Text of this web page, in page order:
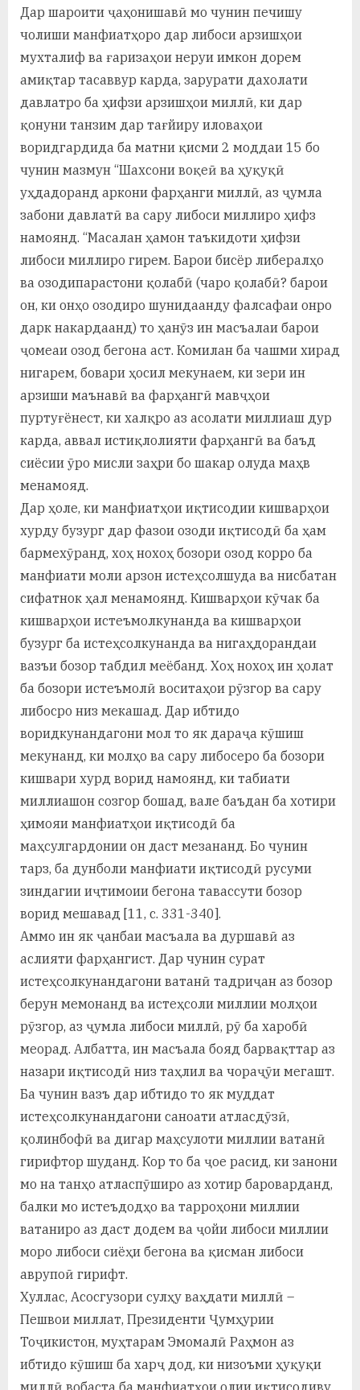
Дар шароити ҷаҳонишавӣ мо чунин печишу
чолиши манфиатҳоро дар либоси арзишҳои
мухталиф ва ғаризаҳои неруи имкон дорем
амиқтар тасаввур карда, зарурати дахолати
давлатро ба ҳифзи арзишҳои миллӣ, ки дар
қонуни танзим дар тағйиру иловаҳои
воридгардида ба матни қисми 2 моддаи 15 бо
чунин мазмун “Шахсони воқеӣ ва ҳуқуқӣ
уҳдадоранд аркони фарҳанги миллӣ, аз ҷумла
забони давлатӣ ва сару либоси миллиро ҳифз
намоянд. “Масалан ҳамон таъкидоти ҳифзи
либоси миллиро гирем. Барои бисёр либералҳо
ва озодипарастони қолабӣ (чаро қолабӣ? барои
он, ки онҳо озодиро шунидаанду фалсафаи онро
дарк накардаанд) то ҳанӯз ин масъалаи барои
ҷомеаи озод бегона аст. Комилан ба чашми хирад
нигарем, бовари ҳосил мекунаем, ки зери ин
арзиши маънавӣ ва фарҳангӣ мавҷҳои
пуртуғёнест, ки халқро аз асолати миллиаш дур
карда, аввал истиқлолияти фарҳангӣ ва баъд
сиёсии ӯро мисли заҳри бо шакар олуда маҳв
менамояд.
Дар ҳоле, ки манфиатҳои иқтисодии кишварҳои
хурду бузург дар фазои озоди иқтисодӣ ба ҳам
бармехӯранд, хоҳ нохоҳ бозори озод корро ба
манфиати моли арзон истеҳсолшуда ва нисбатан
сифатнок ҳал менамоянд. Кишварҳои кӯчак ба
кишварҳои истеъмолкунанда ва кишварҳои
бузург ба истеҳсолкунанда ва нигаҳдорандаи
вазъи бозор табдил меёбанд. Хоҳ нохоҳ ин ҳолат
ба бозори истеъмолӣ воситаҳои рӯзгор ва сару
либосро низ мекашад. Дар ибтидо
воридкунандагони мол то як дараҷа кӯшиш
мекунанд, ки молҳо ва сару либосеро ба бозори
кишвари хурд ворид намоянд, ки табиати
миллиашон созгор бошад, вале баъдан ба хотири
ҳимояи манфиатҳои иқтисодӣ ба
маҳсулгардонии он даст мезананд. Бо чунин
тарз, ба дунболи манфиати иқтисодӣ русуми
зиндагии иҷтимоии бегона тавассути бозор
ворид мешавад [11, с. 331-340].
Аммо ин як ҷанбаи масъала ва дуршавӣ аз
аслияти фарҳангист. Дар чунин сурат
истеҳсолкунандагони ватанӣ тадриҷан аз бозор
берун мемонанд ва истеҳсоли миллии молҳои
рӯзгор, аз ҷумла либоси миллӣ, рӯ ба харобӣ
меорад. Албатта, ин масъала бояд барвақттар аз
назари иқтисодӣ низ таҳлил ва чораҷӯи мегашт.
Ба чунин вазъ дар ибтидо то як муддат
истеҳсолкунандагони саноати атласдӯзӣ,
қолинбофӣ ва дигар маҳсулоти миллии ватанӣ
гирифтор шуданд. Кор то ба ҷое расид, ки занони
мо на танҳо атласпӯширо аз хотир бароварданд,
балки мо истеъдодҳо ва тарроҳони миллии
ватаниро аз даст додем ва ҷойи либоси миллии
моро либоси сиёҳи бегона ва қисман либоси
аврупоӣ гирифт.
Хуллас, Асосгузори сулҳу ваҳдати миллӣ –
Пешвои миллат, Президенти Ҷумҳурии
Тоҷикистон, муҳтарам Эмомалӣ Раҳмон аз
ибтидо кӯшиш ба харҷ дод, ки низоъми ҳуқуқи